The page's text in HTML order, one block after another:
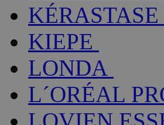
KÉRASTASE
KIEPE
LONDA
L´ORÉAL